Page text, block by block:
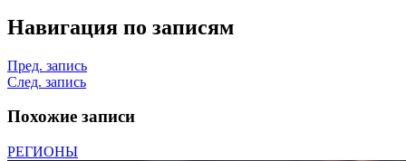
Навигация по записям
Пред. запись
След. запись
Похожие записи
РЕГИОНЫ